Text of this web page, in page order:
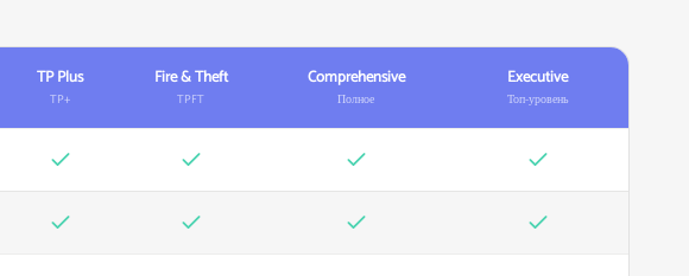
TP Plus
TP+
Fire & Theft
TPFT
Comprehensive
Полное
Executive
Топ-уровень